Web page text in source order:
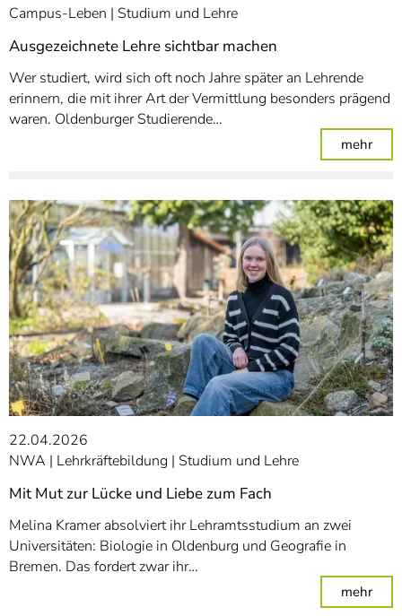
Campus-Leben
Studium und Lehre
Ausgezeichnete Lehre sichtbar machen
Wer studiert, wird sich oft noch Jahre später an Lehrende
erinnern, die mit ihrer Art der Vermittlung besonders prägend
waren. Oldenburger Studierende…
mehr:
22.04.2026
NWA
Lehrkräftebildung Studium und Lehre
Mit Mut zur Lücke und Liebe zum Fach
Melina Kramer absolviert ihr Lehramtsstudium an zwei
Universitäten: Biologie in Oldenburg und Geografie in
Bremen. Das fordert zwar ihr…
mehr: Mit